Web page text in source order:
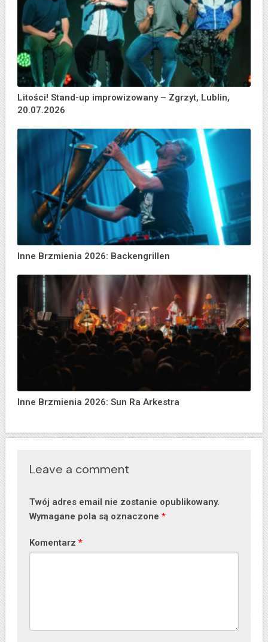
Litości! Stand-up improwizowany – Zgrzyt, Lublin,
20.07.2026
Inne Brzmienia 2026: Backengrillen
Inne Brzmienia 2026: Sun Ra Arkestra
Leave a comment
Twój adres email nie zostanie opublikowany.
Wymagane pola są oznaczone *
Komentarz *